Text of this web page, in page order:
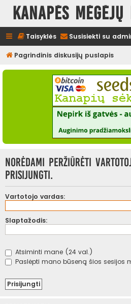
Kanapės
Taisyklės Susisiekti su
Pagrindinis diskusijų puslapis
Norėdami peržiūrėti
prisijungti.
Vartotojo vardas:
Slaptažodis:
Atsiminti mane (24 val.)
Paslėpti mano būseną šios sesijos